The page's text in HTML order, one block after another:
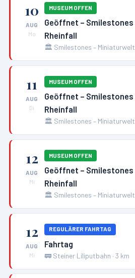
10
AUG
Mo
MUSEUM OFFEN
Geöffnet –
Rheinfall
🏛️ Smilestones –
11
AUG
Di
MUSEUM OFFEN
Geöffnet –
Rheinfall
🏛️ Smilestones –
12
AUG
Mi
MUSEUM OFFEN
Geöffnet –
Rheinfall
🏛️ Smilestones –
12
AUG
Mi
REGULÄRER FAHRTAG
Fahrtag
🚃 Steiner Liliputbahn ·3 km